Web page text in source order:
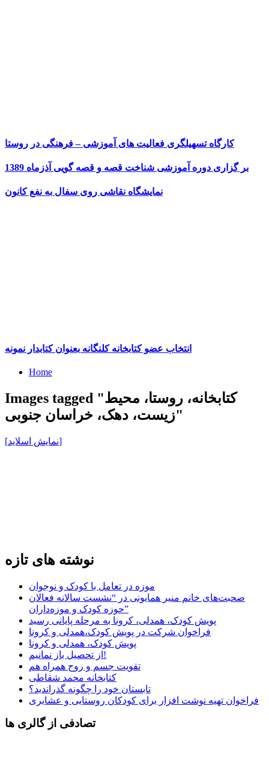
کارگاه تسهیلگری فعالیت های آموزشی – فرهنگی در روستا
بر گزاری دوره آموزشی شناخت قصه و قصه گویی آذزماه 1389
نمایشگاه نقاشی روی سفال به نفع کانون
انتخاب عضو کتابخانه کلنگانه بعنوان کتابدار نمونه
Home
Images tagged "کتابخانه، روستا، محیط
زیست، دهک، خراسان جنوبی"
[نمایش اسلاید]
نوشته های تازه
موزه در تعامل با کودک و نوجوان
صحبت‌های خانم منیر همایونی در “نشست سالانه فعالان
حوزه کودک و موزه‌داران”
پویش کودک، همدلی، کرونا به مرحله پایانی رسید
فراخوان شرکت در پویش کودک،همدلی و کرونا
پویش کودک، همدلی و کرونا
از تحصیل باز نمانیم!
تقویت جسم و روح همراه هم
کتابخانه محمد شقاطی
تابستان خود را چگونه گذراندید؟
فراخوان تهیه نوشت افزار برای کودکان روستایی و عشایری
تصادفی از گالری ها